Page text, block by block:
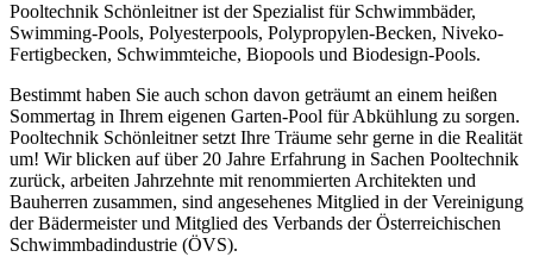
Pooltechnik Schönleitner ist der Spezialist für Schwimmbäder,
Swimming-Pools, Polyesterpools, Polypropylen-Becken, Niveko-
Fertigbecken, Schwimmteiche, Biopools und Biodesign-Pools.
Bestimmt haben Sie auch schon davon geträumt an einem heißen
Sommertag in Ihrem eigenen Garten-Pool für Abkühlung zu sorgen.
Pooltechnik Schönleitner setzt Ihre Träume sehr gerne in die Realität
um! Wir blicken auf über 20 Jahre Erfahrung in Sachen Pooltechnik
zurück, arbeiten Jahrzehnte mit renommierten Architekten und
Bauherren zusammen, sind angesehenes Mitglied in der Vereinigung
der Bädermeister und Mitglied des Verbands der Österreichischen
Schwimmbadindustrie (ÖVS).